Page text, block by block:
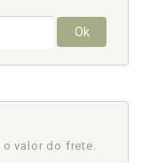
Ok
o valor do frete.